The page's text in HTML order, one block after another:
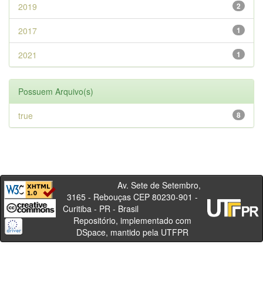
2
2019
1
2017
1
2021
Possuem Arquivo(s)
8
true
Av. Sete de Setembro,
3165 - Rebouças CEP 80230-901 -
Curitiba - PR - Brasil
Repositório, implementado com
DSpace, mantido pela UTFPR